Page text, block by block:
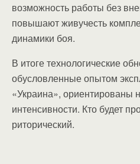
возможность работы без
повышают живучесть
динамики боя.
В итоге технологические
обусловленные опытом
«Украина», ориентированы
интенсивности. Кто будет
риторический.